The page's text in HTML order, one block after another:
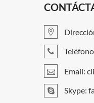
Email:
Skype: